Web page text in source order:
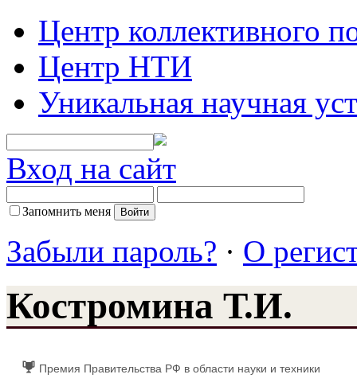
Центр коллективного
Центр НТИ
Уникальная научная
Вход на сайт
Запомнить меня
Забыли пароль? · О
Костромина Т.И.
Премия Правительства РФ в области науки и техники